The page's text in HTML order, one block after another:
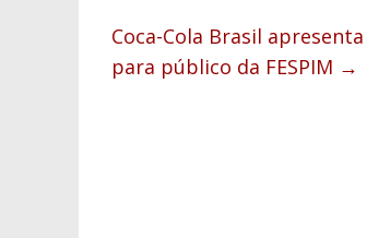
Coca-Cola Brasil
para público da FESPIM →